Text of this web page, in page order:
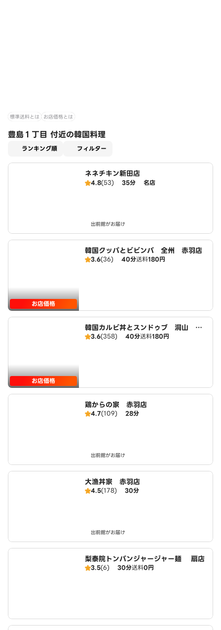
標準送料とは お店価格とは
豊島１丁目 付近の韓国料理
ランキング順 フィルター
ネネチキン新田店
4.8(53) 35分 名店
出前館がお届け
お店価格
韓国クッパとビビンバ 全州 赤羽店
3.6(36) 40分送料180円
お店価格
韓国カルビ丼とスンドゥブ 洞山 赤
羽店
3.6(358) 40分送料180円
鶏からの家 赤羽店
4.7(109) 28分
出前館がお届け
大漁丼家 赤羽店
4.5(178) 30分
出前館がお届け
梨泰院トンバンジャージャー麺 扇店
3.5(6) 30分送料0円